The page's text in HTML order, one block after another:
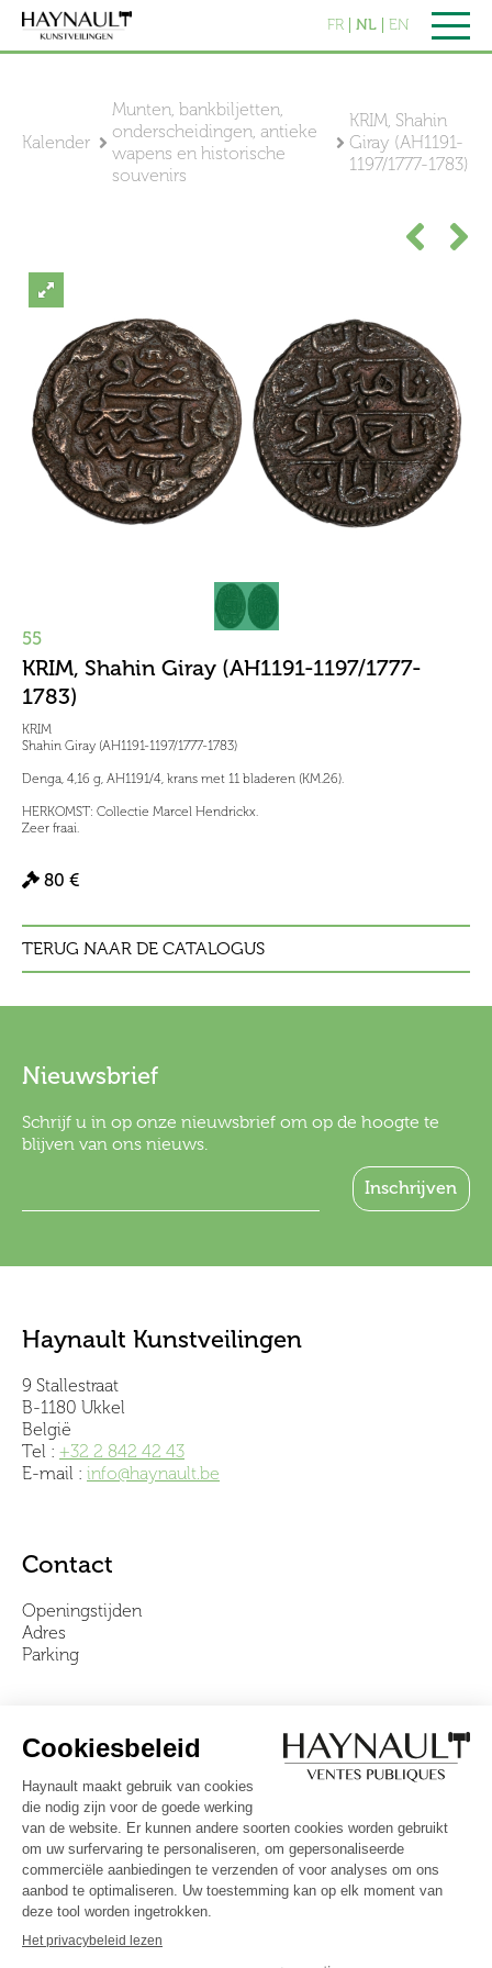
FR NL EN
Kalender
Munten, bankbiljetten,
onderscheidingen, antieke
wapens en historische
souvenirs
KRIM, Shahin
Giray (AH1191-
1197/1777-1783)
55
KRIM, Shahin Giray (AH1191-1197/1777-
1783)
KRIM
Shahin Giray (AH1191-1197/1777-1783)
Denga, 4,16 g, AH1191/4, krans met 11 bladeren (KM.26).
HERKOMST: Collectie Marcel Hendrickx.
Zeer fraai.
80 €
TERUG NAAR DE CATALOGUS
Nieuwsbrief
Schrijf u in op onze nieuwsbrief om op de hoogte te
blijven van ons nieuws.
Haynault Kunstveilingen
9 Stallestraat
B-1180 Ukkel
België
Tel : +32 2 842 42 43
E-mail : info@haynault.be
Contact
Openingstijden
Adres
Parking
Over ons
Ons team
Video's
Veelgestelde vragen
Algemene voorwaarden
Volg ons